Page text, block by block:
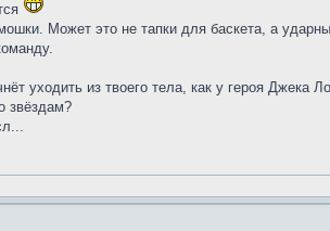
Может это не тапки для баскета, а
уходить из твоего тела, как у героя
звёздам?